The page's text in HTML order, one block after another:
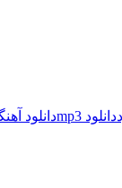
دانلود mp3 دانلود